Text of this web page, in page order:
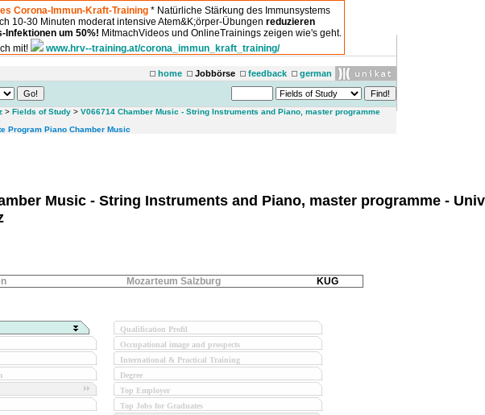
Corona-Immun-Kraft-Training * Natürliche Stärkung des Immunsystems
10-30 Minuten moderat intensive Atem&K;örper-Übungen reduzieren
Infektionen um 50%! MitmachVideos und OnlineTrainings zeigen wie's geht.
mit!
www.hrv--training.at/corona_immun_kraft_training/
home Jobbörse feedback german
> Fields of Study > V066714 Chamber Music - String Instruments and Piano, master programme
Program Piano Chamber Music
Music - String Instruments and Piano, master programme -
Mozarteum Salzburg KUG
Qualification Profil
Occupational image and prospects
International & Practical Training
Degree
Top Employer
Top Jobs for Graduates